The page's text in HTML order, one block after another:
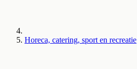
Horeca, catering, sport en recreatie